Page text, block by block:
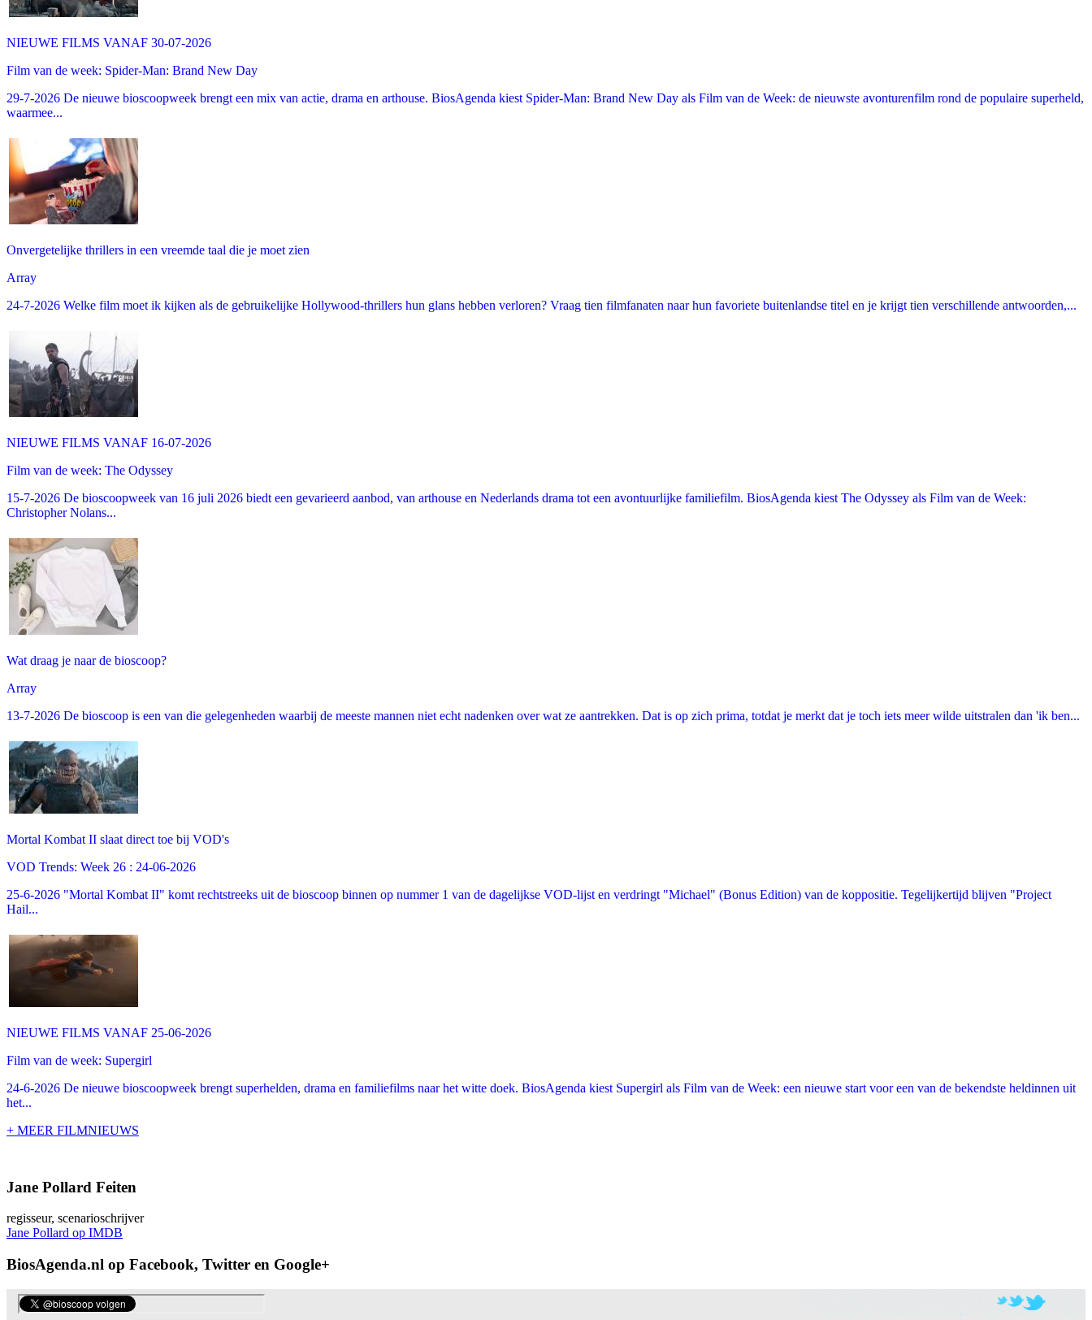
NIEUWE FILMS VANAF 30-07-2026
Film van de week: Spider-Man: Brand New Day
29-7-2026 De nieuwe bioscoopweek brengt een mix van actie, drama en arthouse. BiosAgenda kiest Spider-Man: Brand New Day als Film van de Week: de nieuwste avonturenfilm rond de populaire superheld,
waarmee...
Onvergetelijke thrillers in een vreemde taal die je moet zien
Array
24-7-2026 Welke film moet ik kijken als de gebruikelijke Hollywood-thrillers hun glans hebben verloren? Vraag tien filmfanaten naar hun favoriete buitenlandse titel en je krijgt tien verschillende antwoorden,...
NIEUWE FILMS VANAF 16-07-2026
Film van de week: The Odyssey
15-7-2026 De bioscoopweek van 16 juli 2026 biedt een gevarieerd aanbod, van arthouse en Nederlands drama tot een avontuurlijke familiefilm. BiosAgenda kiest The Odyssey als Film van de Week:
Christopher Nolans...
Wat draag je naar de bioscoop?
Array
13-7-2026 De bioscoop is een van die gelegenheden waarbij de meeste mannen niet echt nadenken over wat ze aantrekken. Dat is op zich prima, totdat je merkt dat je toch iets meer wilde uitstralen dan 'ik ben...
Mortal Kombat II slaat direct toe bij VOD's
VOD Trends: Week 26 : 24-06-2026
25-6-2026 "Mortal Kombat II" komt rechtstreeks uit de bioscoop binnen op nummer 1 van de dagelijkse VOD-lijst en verdringt "Michael" (Bonus Edition) van de koppositie. Tegelijkertijd blijven "Project
Hail...
NIEUWE FILMS VANAF 25-06-2026
Film van de week: Supergirl
24-6-2026 De nieuwe bioscoopweek brengt superhelden, drama en familiefilms naar het witte doek. BiosAgenda kiest Supergirl als Film van de Week: een nieuwe start voor een van de bekendste heldinnen uit
het...
+ MEER FILMNIEUWS
Jane Pollard Feiten
regisseur, scenarioschrijver
Jane Pollard op IMDB
BiosAgenda.nl op Facebook, Twitter en Google+